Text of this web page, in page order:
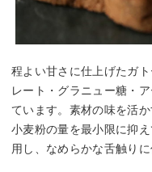
程よい甘さに仕上げたガ
レート・グラニュー糖・
ています。素材の味を活
小麦粉の量を最小限に抑
用し、なめらかな舌触りに